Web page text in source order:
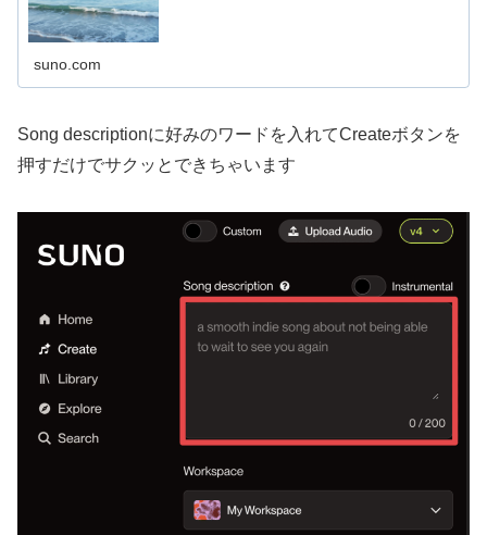
suno.com
Song descriptionに好みのワードを入れてCreateボタンを
押すだけでサクッとできちゃいます